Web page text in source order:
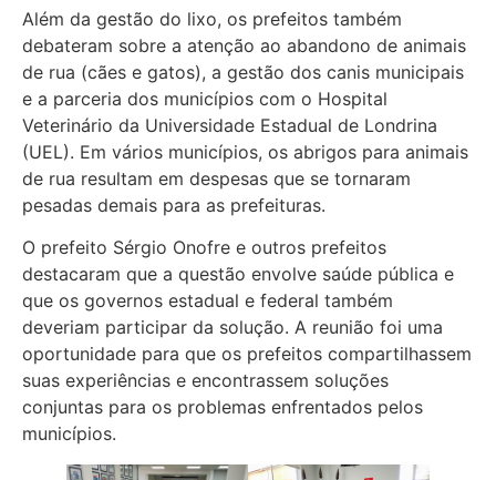
Além da gestão do lixo, os prefeitos também
debateram sobre a atenção ao abandono de animais
de rua (cães e gatos), a gestão dos canis municipais
e a parceria dos municípios com o Hospital
Veterinário da Universidade Estadual de Londrina
(UEL). Em vários municípios, os abrigos para animais
de rua resultam em despesas que se tornaram
pesadas demais para as prefeituras.
O prefeito Sérgio Onofre e outros prefeitos
destacaram que a questão envolve saúde pública e
que os governos estadual e federal também
deveriam participar da solução. A reunião foi uma
oportunidade para que os prefeitos compartilhassem
suas experiências e encontrassem soluções
conjuntas para os problemas enfrentados pelos
municípios.